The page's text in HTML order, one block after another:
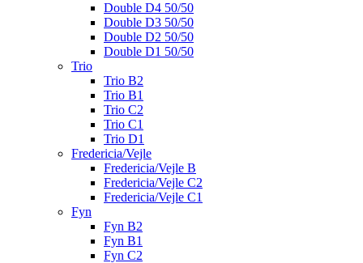
Double D4 50/50
Double D3 50/50
Double D2 50/50
Double D1 50/50
Trio
Trio B2
Trio B1
Trio C2
Trio C1
Trio D1
Fredericia/Vejle
Fredericia/Vejle B
Fredericia/Vejle C2
Fredericia/Vejle C1
Fyn
Fyn B2
Fyn B1
Fyn C2